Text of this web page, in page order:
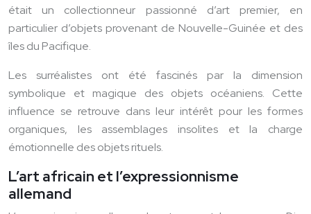
était un collectionneur passionné d’art premier, en
particulier d’objets provenant de Nouvelle-Guinée et des
îles du Pacifique.
Les surréalistes ont été fascinés par la dimension
symbolique et magique des objets océaniens. Cette
influence se retrouve dans leur intérêt pour les formes
organiques, les assemblages insolites et la charge
émotionnelle des objets rituels.
L’art africain et l’expressionnisme
allemand